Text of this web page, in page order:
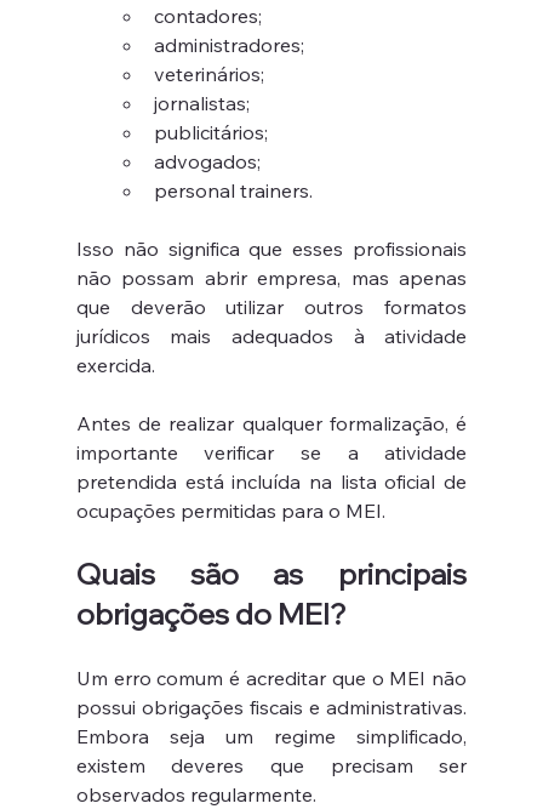
contadores;
administradores;
veterinários;
jornalistas;
publicitários;
advogados;
personal trainers.
Isso não significa que esses profissionais
não possam abrir empresa, mas apenas
que deverão utilizar outros formatos
jurídicos mais adequados à atividade
exercida.
Antes de realizar qualquer formalização, é
importante verificar se a atividade
pretendida está incluída na lista oficial de
ocupações permitidas para o MEI.
Quais são as principais
obrigações do MEI?
Um erro comum é acreditar que o MEI não
possui obrigações fiscais e administrativas.
Embora seja um regime simplificado,
existem deveres que precisam ser
observados regularmente.